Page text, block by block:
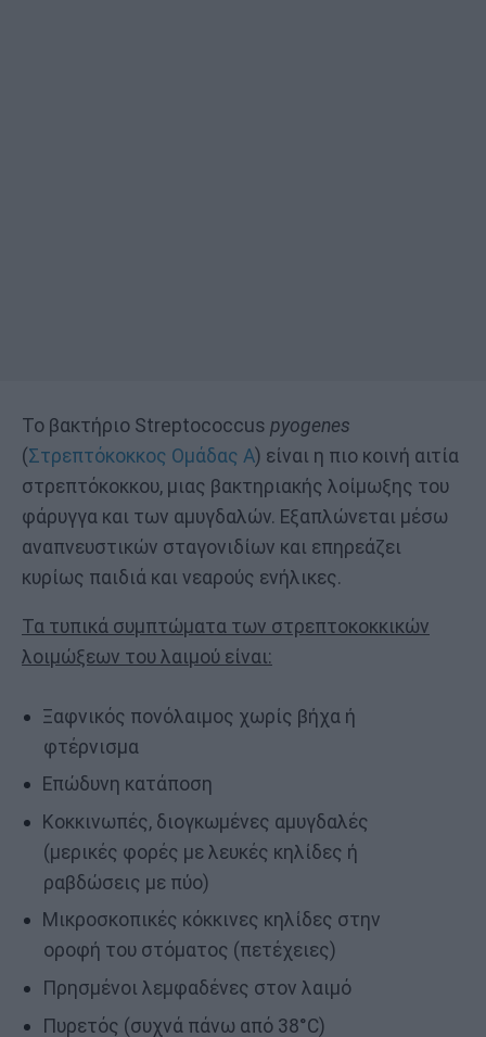
Το βακτήριο Streptococcus pyogenes
(Στρεπτόκοκκος Ομάδας Α) είναι η πιο κοινή αιτία
στρεπτόκοκκου, μιας βακτηριακής λοίμωξης του
φάρυγγα και των αμυγδαλών. Εξαπλώνεται μέσω
αναπνευστικών σταγονιδίων και επηρεάζει
κυρίως παιδιά και νεαρούς ενήλικες.
Τα τυπικά συμπτώματα των στρεπτοκοκκικών
λοιμώξεων του λαιμού είναι:
Ξαφνικός πονόλαιμος χωρίς βήχα ή
φτέρνισμα
Επώδυνη κατάποση
Κοκκινωπές, διογκωμένες αμυγδαλές
(μερικές φορές με λευκές κηλίδες ή
ραβδώσεις με πύο)
Μικροσκοπικές κόκκινες κηλίδες στην
οροφή του στόματος (πετέχειες)
Πρησμένοι λεμφαδένες στον λαιμό
Πυρετός (συχνά πάνω από 38°C)